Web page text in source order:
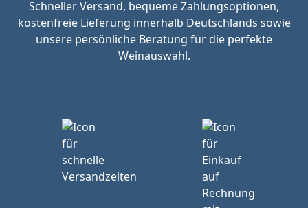
Schneller Versand, bequeme Zahlungsoptionen,
kostenfreie Lieferung innerhalb Deutschlands sowie
unsere persönliche Beratung für die perfekte
Weinauswahl.